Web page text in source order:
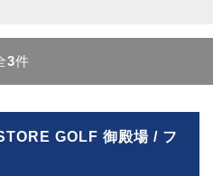
3件
GOLF 御殿場 / フ